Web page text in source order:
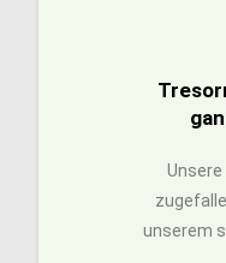
unserem